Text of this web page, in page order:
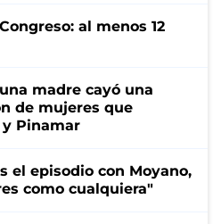
al menos 12
madre cayó una
de mujeres que
y Pinamar
el episodio con Moyano,
como cualquiera"